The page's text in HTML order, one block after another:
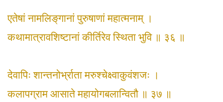
एतेषां नामलिङ्‌गानां पुरुषाणां महात्मनाम् ।
कथामात्रावशिष्टानां कीर्तिरेव स्थिता भुवि ॥ ३६ ॥
देवापिः शान्तनोर्भ्राता मरुश्चेक्ष्वाकुवंशजः ।
कलापग्राम आसाते महायोगबलान्वितौ ॥ ३७ ॥